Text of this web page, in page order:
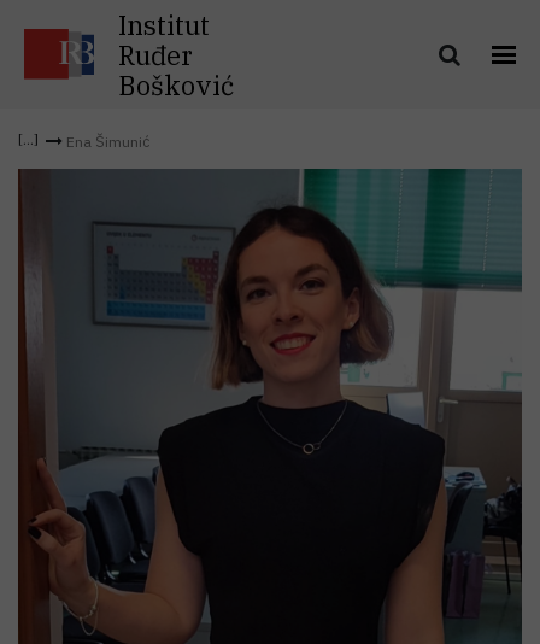
Institut
Ruđer
Bošković
Ena Šimunić